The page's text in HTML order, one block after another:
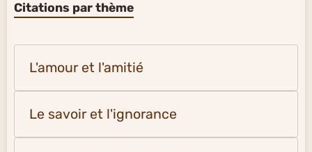
Citations par thème
L'amour et l'amitié
Le savoir et l'ignorance